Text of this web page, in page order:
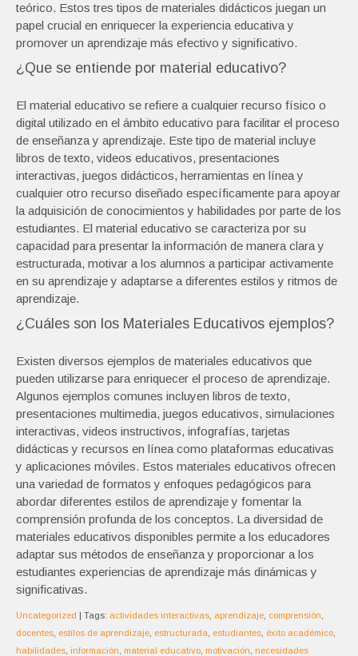
teórico. Estos tres tipos de materiales didácticos juegan un
papel crucial en enriquecer la experiencia educativa y
promover un aprendizaje más efectivo y significativo.
¿Que se entiende por material educativo?
El material educativo se refiere a cualquier recurso físico o
digital utilizado en el ámbito educativo para facilitar el proceso
de enseñanza y aprendizaje. Este tipo de material incluye
libros de texto, videos educativos, presentaciones
interactivas, juegos didácticos, herramientas en línea y
cualquier otro recurso diseñado específicamente para apoyar
la adquisición de conocimientos y habilidades por parte de los
estudiantes. El material educativo se caracteriza por su
capacidad para presentar la información de manera clara y
estructurada, motivar a los alumnos a participar activamente
en su aprendizaje y adaptarse a diferentes estilos y ritmos de
aprendizaje.
¿Cuáles son los Materiales Educativos ejemplos?
Existen diversos ejemplos de materiales educativos que
pueden utilizarse para enriquecer el proceso de aprendizaje.
Algunos ejemplos comunes incluyen libros de texto,
presentaciones multimedia, juegos educativos, simulaciones
interactivas, videos instructivos, infografías, tarjetas
didácticas y recursos en línea como plataformas educativas
y aplicaciones móviles. Estos materiales educativos ofrecen
una variedad de formatos y enfoques pedagógicos para
abordar diferentes estilos de aprendizaje y fomentar la
comprensión profunda de los conceptos. La diversidad de
materiales educativos disponibles permite a los educadores
adaptar sus métodos de enseñanza y proporcionar a los
estudiantes experiencias de aprendizaje más dinámicas y
significativas.
Uncategorized | Tags: actividades interactivas aprendizaje comprensión
docentes estilos de aprendizaje estructurada estudiantes éxito académico
habilidades información material educativo motivación necesidades